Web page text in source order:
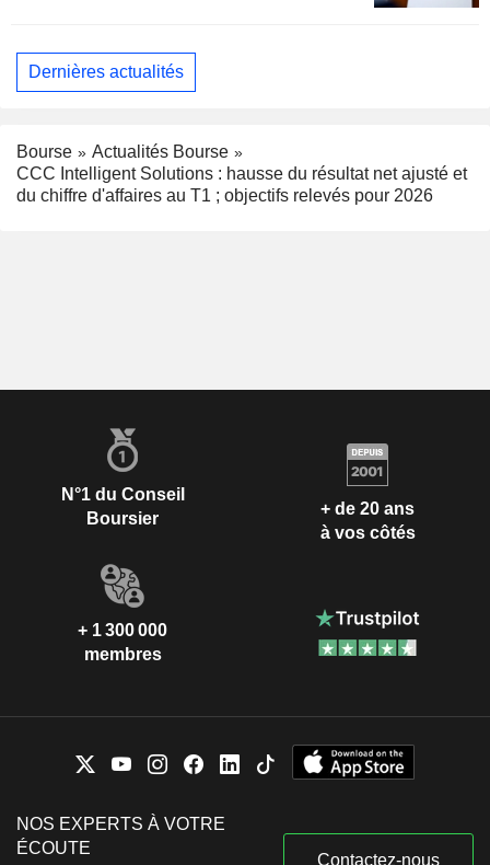
Dernières actualités
Bourse
Actualités Bourse
CCC Intelligent Solutions : hausse du résultat net ajusté et
du chiffre d'affaires au T1 ; objectifs relevés pour 2026
N°1 du Conseil
Boursier
+ de 20 ans
à vos côtés
+ 1 300 000
membres
NOS EXPERTS À VOTRE
ÉCOUTE
Contactez-nous